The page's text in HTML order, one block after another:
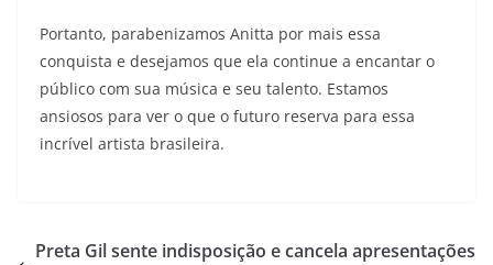
Portanto, parabenizamos Anitta por mais essa
conquista e desejamos que ela continue a encantar o
público com sua música e seu talento. Estamos
ansiosos para ver o que o futuro reserva para essa
incrível artista brasileira.
Preta Gil sente indisposição e cancela apresentações